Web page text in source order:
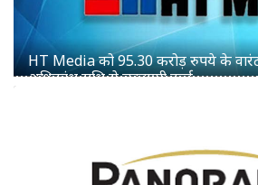
Panorama Studios करेगी नई कंपनी में
सैद्धांतिक मंजूरी